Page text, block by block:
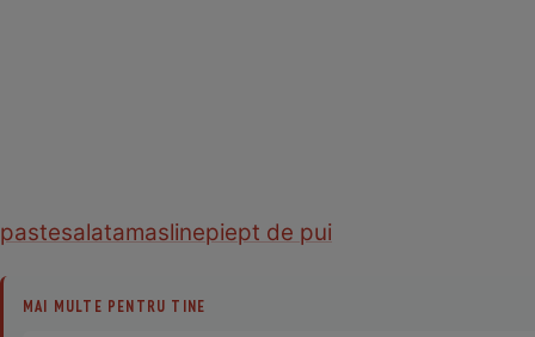
pastesalatamaslinepiept de pui
MAI MULTE PENTRU TINE